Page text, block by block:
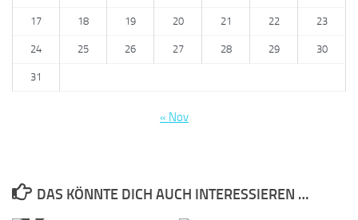
17 18 19 20 21 22 23
24 25 26 27 28 29 30
31
« Nov
DAS KÖNNTE DICH AUCH INTERESSIEREN …